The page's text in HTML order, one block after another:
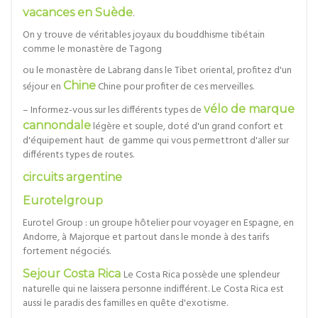
vacances en Suède.
On y trouve de véritables joyaux du bouddhisme tibétain
comme le monastère de Tagong
ou le monastère de Labrang dans le Tibet oriental, profitez d'un
séjour en Chine Chine pour profiter de ces merveilles.
– Informez-vous sur les différents types de vélo de marque
cannondale légère et souple, doté d'un grand confort et
d'équipement haut de gamme qui vous permettront d'aller sur
différents types de routes.
circuits argentine
Eurotelgroup
Eurotel Group : un groupe hôtelier pour voyager en Espagne, en
Andorre, à Majorque et partout dans le monde à des tarifs
fortement négociés.
Sejour Costa Rica Le Costa Rica possède une splendeur
naturelle qui ne laissera personne indifférent. Le Costa Rica est
aussi le paradis des familles en quête d'exotisme.